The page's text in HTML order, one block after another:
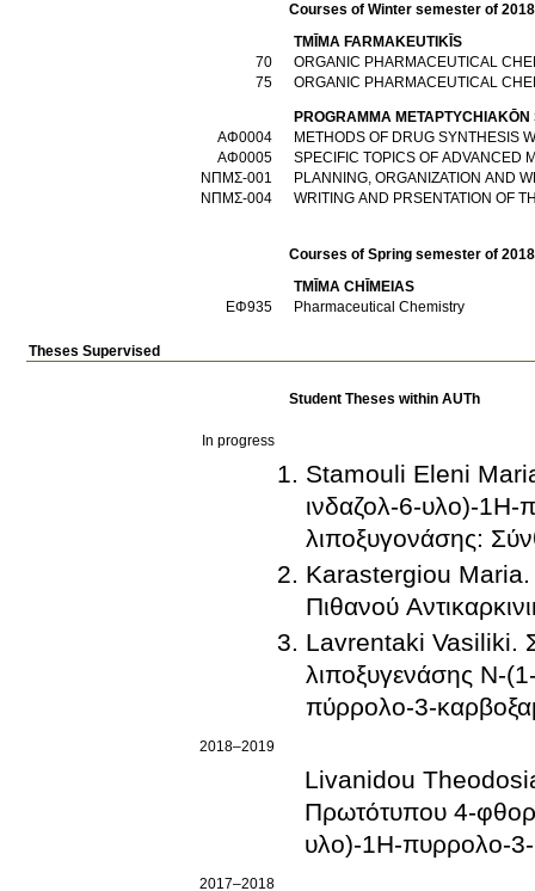
Courses of Winter semester of
TMĪMA FARMAKEUTIKĪS
70
ORGANIC PHARMACEUTICAL
75
ORGANIC PHARMACEUTICAL
PROGRAMMA
ΑΦ0004
ΑΦ0005
SPECIFIC TOPICS OF ADVANCED
ΝΠΜΣ-001
PLANNING, ORGANIZATION AND
ΝΠΜΣ-004
WRITING AND PRSENTATION OF
Courses of Spring semester of
TMĪMA CΗĪMEIAS
ΕΦ935
Pharmaceutical Chemistry
Theses Supervised
Student Theses within AUTh
In progress
Stamouli Eleni
ινδαζολ-6-υλο)-1Η-
λιποξυγονάσης:
Karastergiou Maria.
Πιθανού
Lavrentaki Vasiliki.
λιποξυγενάσης Ν-
πύρρολο-3-
2018–2019
Livanidou
Πρωτότυπου 4-
υλο)-1Η-πυρρολο-3-
2017–2018